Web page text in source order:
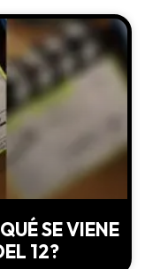
SE VIENE
12?